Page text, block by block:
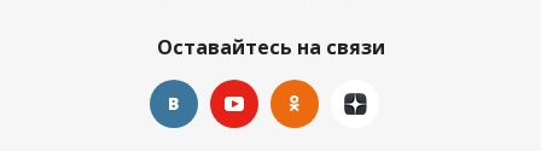
Оставайтесь на связи